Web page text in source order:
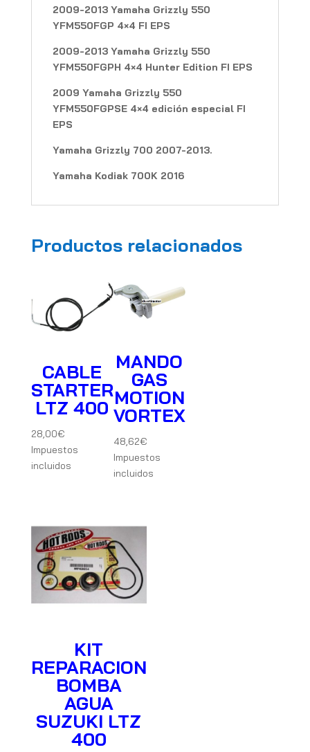
2009-2013 Yamaha Grizzly 550
YFM550FGP 4×4 FI EPS
2009-2013 Yamaha Grizzly 550
YFM550FGPH 4×4 Hunter Edition FI EPS
2009 Yamaha Grizzly 550
YFM550FGPSE 4×4 edición especial FI
EPS
Yamaha Grizzly 700 2007-2013.
Yamaha Kodiak 700K 2016
Productos relacionados
CABLE
STARTER
LTZ 400
28,00€
Impuestos
incluidos
MANDO
GAS
MOTION
VORTEX
48,62€
Impuestos
incluidos
KIT
REPARACION
BOMBA
AGUA
SUZUKI LTZ
400